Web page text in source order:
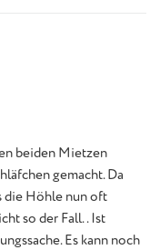
beiden Mietzen
gemacht. Da
die Höhle nun oft
so der Fall.. Ist
Es kann noch